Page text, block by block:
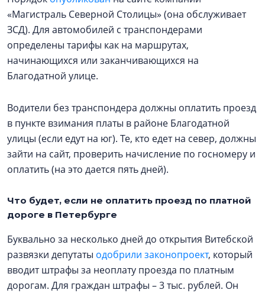
«Магистраль Северной Столицы» (она обслуживает
ЗСД). Для автомобилей с транспондерами
определены тарифы как на маршрутах,
начинающихся или заканчивающихся на
Благодатной улице.
Водители без транспондера должны оплатить проезд
в пункте взимания платы в районе Благодатной
улицы (если едут на юг). Те, кто едет на север, должны
зайти на сайт, проверить начисление по госномеру и
оплатить (на это дается пять дней).
Что будет, если не оплатить проезд по платной
дороге в Петербурге
Буквально за несколько дней до открытия Витебской
развязки депутаты одобрили законопроект, который
вводит штрафы за неоплату проезда по платным
дорогам. Для граждан штрафы – 3 тыс. рублей. Он